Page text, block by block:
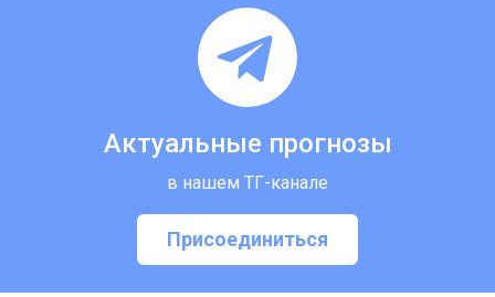
Актуальные прогнозы
в нашем ТГ-канале
Присоединиться